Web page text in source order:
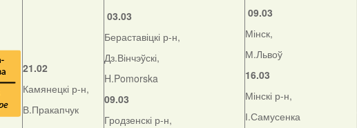
21.02
Камянецкі р-н,
В.Пракапчук
03.03
Бераставіцкі р-н,
Дз.Вінчэўскі,
H.Pomorska
09.03
Гродзенскі р-н,
09.03
Мінск,
М.Львоў
16.03
Мінскі р-н,
І.Самусенка